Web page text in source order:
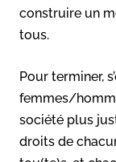
construire un
tous.
Pour terminer,
femmes/
société plus
droits de